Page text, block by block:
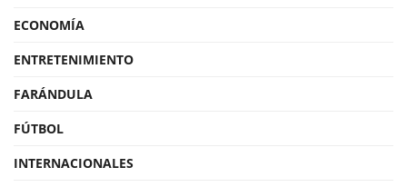
ECONOMÍA
ENTRETENIMIENTO
FARÁNDULA
FÚTBOL
INTERNACIONALES